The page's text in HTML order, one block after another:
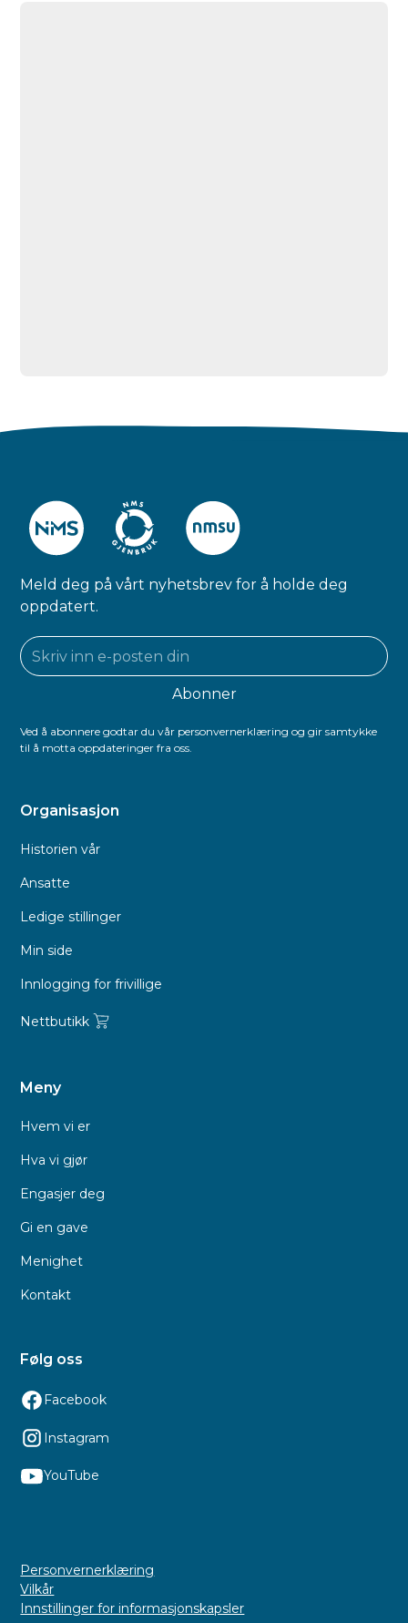
Meld deg på vårt nyhetsbrev for å holde deg
oppdatert.
Ved å abonnere godtar du vår personvernerklæring og gir samtykke
til å motta oppdateringer fra oss.
Organisasjon
Historien vår
Ansatte
Ledige stillinger
Min side
Innlogging for frivillige
Nettbutikk
Meny
Hvem vi er
Hva vi gjør
Engasjer deg
Gi en gave
Menighet
Kontakt
Følg oss
Facebook
Instagram
YouTube
Personvernerklæring
Vilkår
Innstillinger for informasjonskapsler